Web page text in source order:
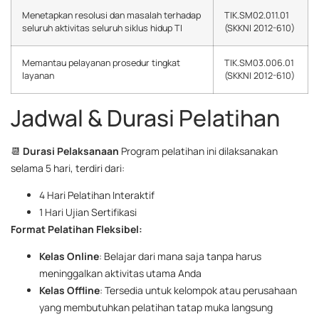
Menetapkan resolusi dan masalah terhadap
seluruh aktivitas seluruh siklus hidup TI
TIK.SM02.011.01
(SKKNI 2012-610)
Memantau pelayanan prosedur tingkat
layanan
TIK.SM03.006.01
(SKKNI 2012-610)
Jadwal & Durasi Pelatihan
📆 Durasi Pelaksanaan Program pelatihan ini dilaksanakan
selama 5 hari, terdiri dari:
4 Hari Pelatihan Interaktif
1 Hari Ujian Sertifikasi
Format Pelatihan Fleksibel:
Kelas Online: Belajar dari mana saja tanpa harus
meninggalkan aktivitas utama Anda
Kelas Offline: Tersedia untuk kelompok atau perusahaan
yang membutuhkan pelatihan tatap muka langsung